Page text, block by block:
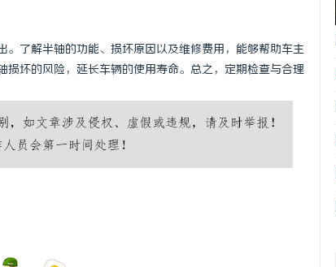
了解半轴的功能、损坏原因以及维修费用，能够帮助车主
坏的风险，延长车辆的使用寿命。总之，定期检查与合理